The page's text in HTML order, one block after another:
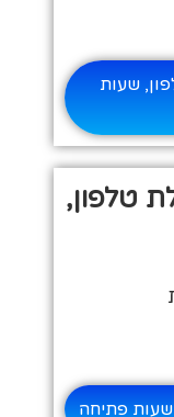
שעות
טלפון,
שעות פתיחה